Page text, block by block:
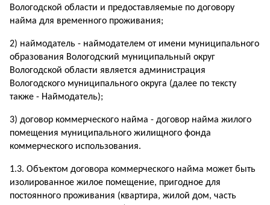
Вологодской области и предоставляемые по договору
найма для временного проживания;
2) наймодатель - наймодателем от имени муниципального
образования Вологодский муниципальный округ
Вологодской области является администрация
Вологодского муниципального округа (далее по тексту
также - Наймодатель);
3) договор коммерческого найма - договор найма жилого
помещения муниципального жилищного фонда
коммерческого использования.
1.3. Объектом договора коммерческого найма может быть
изолированное жилое помещение, пригодное для
постоянного проживания (квартира, жилой дом, часть